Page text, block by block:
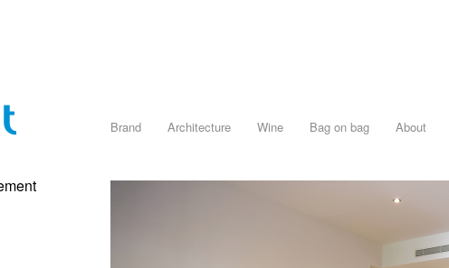
Brand Architecture Wine Bag on bag About